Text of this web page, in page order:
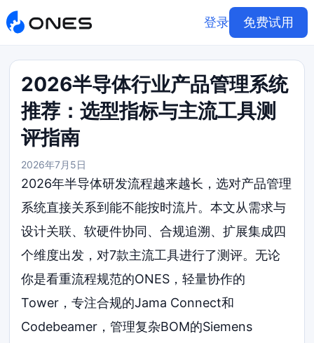
登录 免费试用
2026半导体行业产品管理系统
推荐：选型指标与主流工具测
评指南
2026年7月5日
2026年半导体研发流程越来越长，选对产品管理
系统直接关系到能不能按时流片。本文从需求与
设计关联、软硬件协同、合规追溯、扩展集成四
个维度出发，对7款主流工具进行了测评。无论
你是看重流程规范的ONES，轻量协作的
Tower，专注合规的Jama Connect和
Codebeamer，管理复杂BOM的Siemens